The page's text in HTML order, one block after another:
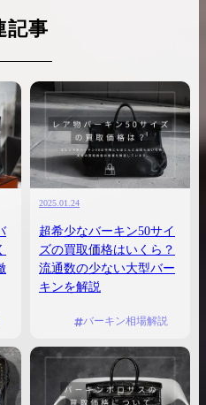
記事
2025.01.24
超希少なバーキン50サイ
ズの買取価格はいくら？
流通数の少ない大型バー
キンを解説
バーキン相場解説